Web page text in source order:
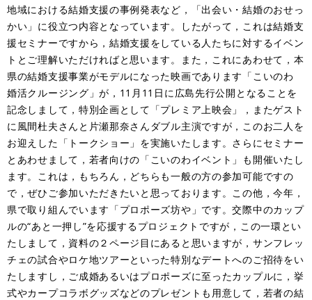
地域における結婚支援の事例発表など，「出会い・結婚のおせっ
かい」に役立つ内容となっています。したがって，これは結婚支
援セミナーですから，結婚支援をしている人たちに対するイベン
トとご理解いただければと思います。また，これにあわせて，本
県の結婚支援事業がモデルになった映画であります「こいのわ
婚活クルージング」が，11月11日に広島先行公開となることを
記念しまして，特別企画として「プレミア上映会」，またゲスト
に風間杜夫さんと片瀬那奈さんダブル主演ですが，このお二人を
お迎えした「トークショー」を実施いたします。さらにセミナー
とあわせまして，若者向けの「こいのわイベント」も開催いたし
ます。これは，もちろん，どちらも一般の方の参加可能ですの
で，ぜひご参加いただきたいと思っております。この他，今年，
県で取り組んでいます「プロポーズ坊や」です。交際中のカップ
ルの“あと一押し”を応援するプロジェクトですが，この一環とい
たしまして，資料の２ページ目にあると思いますが，サンフレッ
チェの試合やロケ地ツアーといった特別なデートへのご招待をい
たしますし，ご成婚あるいはプロポーズに至ったカップルに，挙
式やカープコラボグッズなどのプレゼントも用意して，若者の結